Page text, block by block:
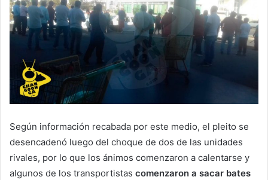
Según información recabada por este medio, el pleito se
desencadenó luego del choque de dos de las unidades
rivales, por lo que los ánimos comenzaron a calentarse y
algunos de los transportistas comenzaron a sacar bates